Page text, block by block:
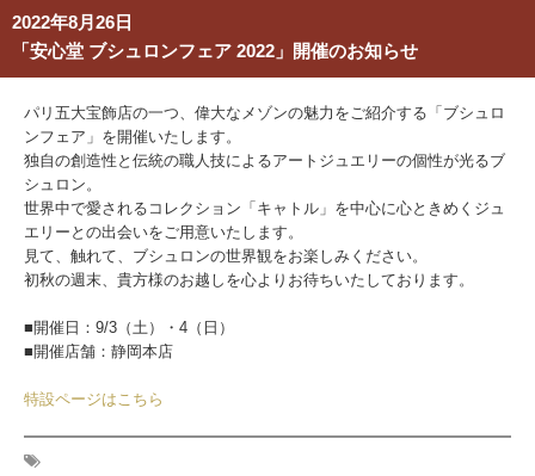
2022年8月26日
「安心堂 ブシュロンフェア 2022」開催のお知らせ
パリ五大宝飾店の一つ、偉大なメゾンの魅力をご紹介する「ブシュロ
ンフェア」を開催いたします。
独自の創造性と伝統の職人技によるアートジュエリーの個性が光るブ
シュロン。
世界中で愛されるコレクション「キャトル」を中心に心ときめくジュ
エリーとの出会いをご用意いたします。
見て、触れて、ブシュロンの世界観をお楽しみください。
初秋の週末、貴方様のお越しを心よりお待ちいたしております。
■開催日：9/3（土）・4（日）
■開催店舗：静岡本店
特設ページはこちら